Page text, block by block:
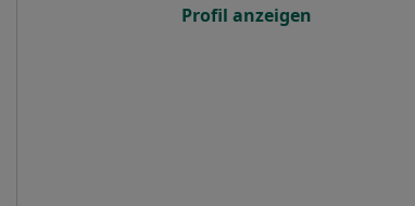
Profil anzeigen